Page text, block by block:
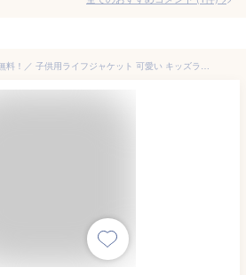
＼SS！3980以上送料無料！／ 子供用ライフジャケット 可愛い キッズライフジャケット ジュニアフローティングベスト 子供ライフジャケット こどもライフジャケット 反射帯 救命胴衣 防災グッズ 水遊び 海水浴 泳ぎ練習 7色 S M L 10-30kg対応